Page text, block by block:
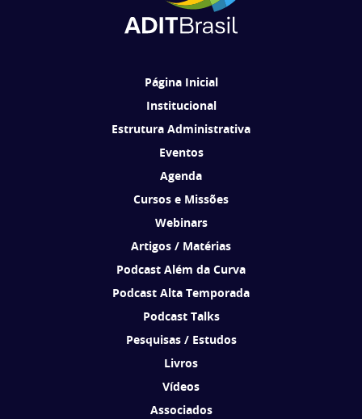
Ao se cadastrar, você concorda em receber comunicações da ADIT
Página Inicial
Institucional
Estrutura Administrativa
Eventos
Agenda
Cursos e Missões
Webinars
Artigos / Matérias
Podcast Além da Curva
Podcast Alta Temporada
Podcast Talks
Pesquisas / Estudos
Livros
Vídeos
Associados